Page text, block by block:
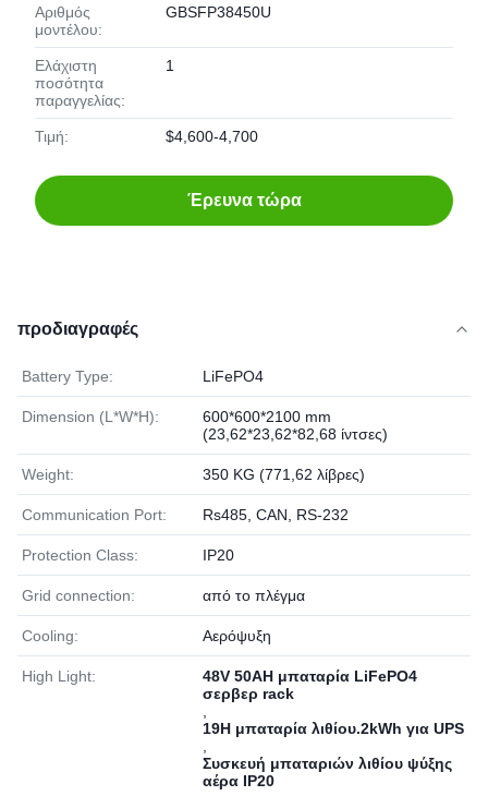
Αριθμός
μοντέλου:
GBSFP38450U
Ελάχιστη
ποσότητα
παραγγελίας:
1
Τιμή: $4,600-4,700
Έρευνα τώρα
προδιαγραφές
Battery Type: LiFePO4
Dimension (L*W*H):
600*600*2100 mm
(23,62*23,62*82,68 ίντσες)
Weight: 350 KG (771,62 λίβρες)
Communication Port: Rs485, CAN, RS-232
Protection Class: IP20
Grid connection: από το πλέγμα
Cooling: Αερόψυξη
High Light:
48V 50AH μπαταρία LiFePO4
σερβερ rack
19Η μπαταρία λιθίου.2kWh για UPS
Συσκευή μπαταριών λιθίου ψύξης
αέρα IP20